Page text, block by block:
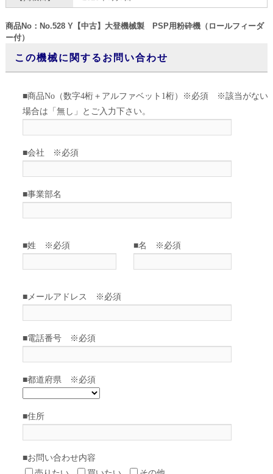
商品No：No.528 Y【中古】大登機械製 PSP用粉砕機（ロールフィーダ
ー付）
この機械に関するお問い合わせ